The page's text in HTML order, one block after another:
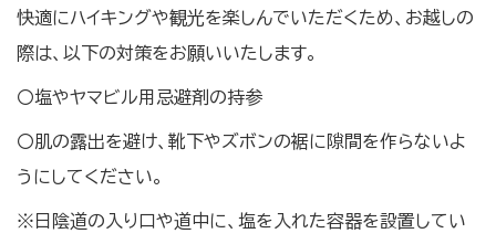
快適にハイキングや観光を楽しんでいただくため、お越しの
際は、以下の対策をお願いいたします。
〇塩やヤマビル用忌避剤の持参
〇肌の露出を避け、靴下やズボンの裾に隙間を作らないよ
うにしてください。
※日陰道の入り口や道中に、塩を入れた容器を設置してい